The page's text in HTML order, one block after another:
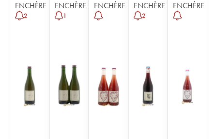
ENCHÈRE
2
ENCHÈRE
1
ENCHÈRE ENCHÈRE
2
ENCHÈRE